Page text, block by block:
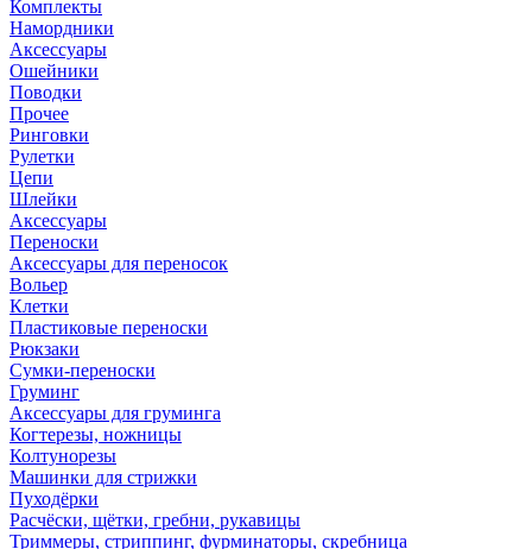
Комплекты
Намордники
Аксессуары
Ошейники
Поводки
Прочее
Ринговки
Рулетки
Цепи
Шлейки
Аксессуары
Переноски
Аксессуары для переносок
Вольер
Клетки
Пластиковые переноски
Рюкзаки
Сумки-переноски
Груминг
Аксессуары для груминга
Когтерезы, ножницы
Колтунорезы
Машинки для стрижки
Пуходёрки
Расчёски, щётки, гребни, рукавицы
Триммеры, стриппинг, фурминаторы, скребница